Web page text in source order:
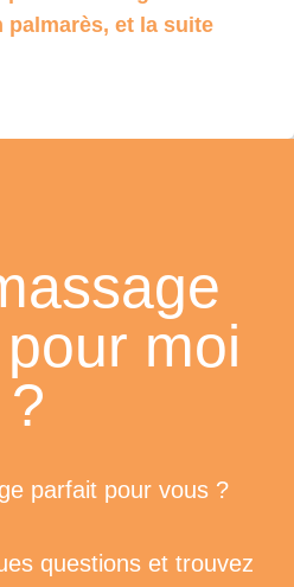
et la suite
moi
?
parfait pour vous ?
questions et trouvez